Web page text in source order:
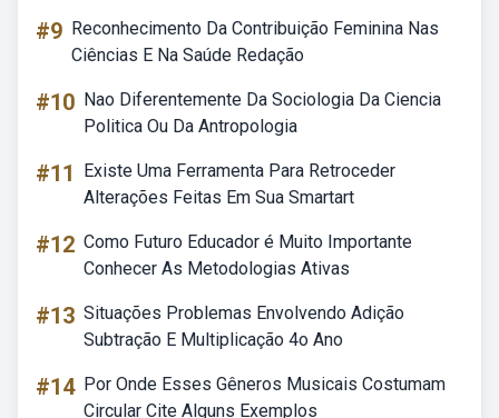
#9 Reconhecimento Da Contribuição Feminina Nas
Ciências E Na Saúde Redação
#10 Nao Diferentemente Da Sociologia Da Ciencia
Politica Ou Da Antropologia
#11
Existe Uma Ferramenta Para Retroceder
Alterações Feitas Em Sua Smartart
#12 Como Futuro Educador é Muito Importante
Conhecer As Metodologias Ativas
#13 Situações Problemas Envolvendo Adição
Subtração E Multiplicação 4o Ano
#14 Por Onde Esses Gêneros Musicais Costumam
Circular Cite Alguns Exemplos